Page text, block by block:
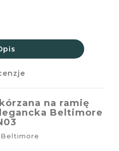
na ramię
Beltimore
Beltimore